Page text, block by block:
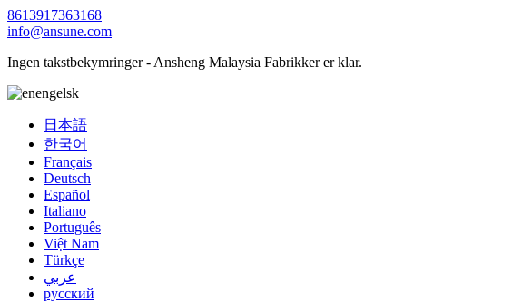
8613917363168
info@ansune.com
Ingen takstbekymringer - Ansheng Malaysia Fabrikker er klar.
engelsk
日本語
한국어
Français
Deutsch
Español
Italiano
Português
Việt Nam
Türkçe
عربي
русский